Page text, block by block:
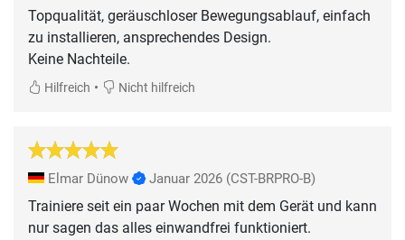
Topqualität, geräuschloser Bewegungsablauf, einfach
zu installieren, ansprechendes Design.
Keine Nachteile.
Hilfreich • Nicht hilfreich
Elmar Dünow Januar 2026 (CST-BRPRO-B)
Trainiere seit ein paar Wochen mit dem Gerät und kann
nur sagen das alles einwandfrei funktioniert.